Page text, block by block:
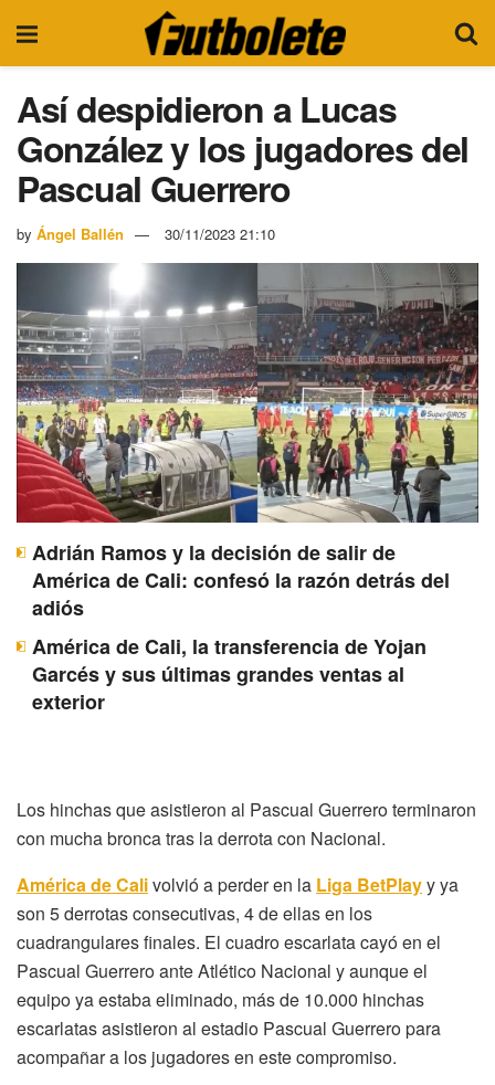
Así despidieron a Lucas
González y los jugadores del
Pascual Guerrero
by Ángel Ballén 30/11/2023 21:10
Adrián Ramos y la decisión de salir de
América de Cali: confesó la razón detrás del
adiós
América de Cali, la transferencia de Yojan
Garcés y sus últimas grandes ventas al
exterior
Los hinchas que asistieron al Pascual Guerrero terminaron
con mucha bronca tras la derrota con Nacional.
América de Calivolvió a perder en la Liga BetPlayy ya
son 5 derrotas consecutivas, 4 de ellas en los
cuadrangulares finales. El cuadro escarlata cayó en el
Pascual Guerrero ante Atlético Nacional y aunque el
equipo ya estaba eliminado, más de 10.000 hinchas
escarlatas asistieron al estadio Pascual Guerrero para
acompañar a los jugadores en este compromiso.